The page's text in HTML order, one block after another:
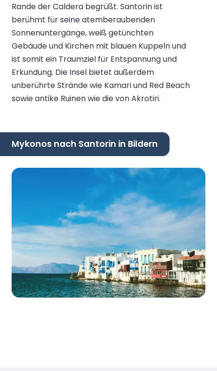
Rande der Caldera begrüßt. Santorin ist
berühmt für seine atemberaubenden
Sonnenuntergänge, weiß getünchten
Gebäude und Kirchen mit blauen Kuppeln und
ist somit ein Traumziel für Entspannung und
Erkundung. Die Insel bietet außerdem
unberührte Strände wie Kamari und Red Beach
sowie antike Ruinen wie die von Akrotiri.
Mykonos nach Santorin in Bildern